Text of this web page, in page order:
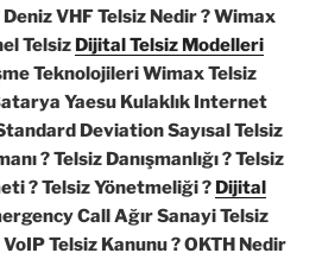
VHF Telsiz Nedir ? Wimax
Telsiz Dijital Telsiz Modelleri
Teknolojileri Wimax Telsiz
Yaesu Kulaklık Internet
Deviation Sayısal Telsiz
? Telsiz Danışmanlığı ? Telsiz
? Telsiz Yönetmeliği ? Dijital
Call Ağır Sanayi Telsiz
Telsiz Kanunu ? OKTH Nedir